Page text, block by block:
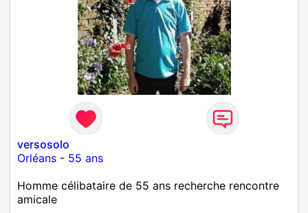
versosolo
Orléans - 55 ans
Homme célibataire de 55 ans recherche rencontre
amicale